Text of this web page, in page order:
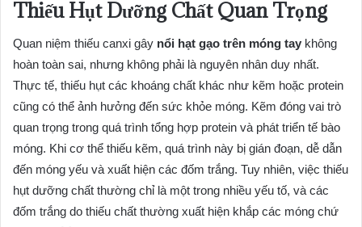
Thiếu Hụt Dưỡng Chất Quan Trọng
Quan niệm thiếu canxi gây nổi hạt gạo trên móng tay không
hoàn toàn sai, nhưng không phải là nguyên nhân duy nhất.
Thực tế, thiếu hụt các khoáng chất khác như kẽm hoặc protein
cũng có thể ảnh hưởng đến sức khỏe móng. Kẽm đóng vai trò
quan trọng trong quá trình tổng hợp protein và phát triển tế bào
móng. Khi cơ thể thiếu kẽm, quá trình này bị gián đoạn, dễ dẫn
đến móng yếu và xuất hiện các đốm trắng. Tuy nhiên, việc thiếu
hụt dưỡng chất thường chỉ là một trong nhiều yếu tố, và các
đốm trắng do thiếu chất thường xuất hiện khắp các móng chứ